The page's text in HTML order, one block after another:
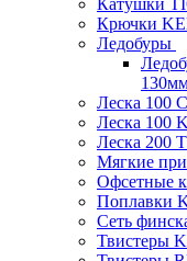
Крючки
Ледобуры
Леска 100
Леска 100
Леска 200
Мягкие
Офсетные
Поплавки
Сеть
Твистеры